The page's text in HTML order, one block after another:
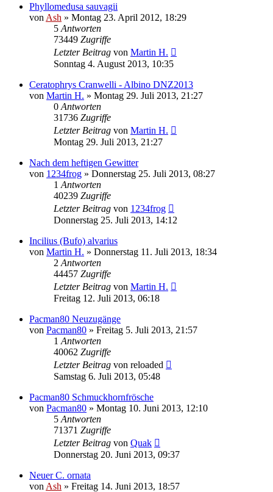
Phyllomedusa sauvagii
von Ash » Montag 23. April 2012, 18:29
5 Antworten
73449 Zugriffe
Letzter Beitrag von Martin H.
Sonntag 4. August 2013, 10:35
Ceratophrys Cranwelli - Albino DNZ2013
von Martin H. » Montag 29. Juli 2013, 21:27
0 Antworten
31736 Zugriffe
Letzter Beitrag von Martin H.
Montag 29. Juli 2013, 21:27
Nach dem heftigen Gewitter
von 1234frog » Donnerstag 25. Juli 2013, 08:27
1 Antworten
40239 Zugriffe
Letzter Beitrag von 1234frog
Donnerstag 25. Juli 2013, 14:12
Incilius (Bufo) alvarius
von Martin H. » Donnerstag 11. Juli 2013, 18:34
2 Antworten
44457 Zugriffe
Letzter Beitrag von Martin H.
Freitag 12. Juli 2013, 06:18
Pacman80 Neuzugänge
von Pacman80 » Freitag 5. Juli 2013, 21:57
1 Antworten
40062 Zugriffe
Letzter Beitrag von reloaded
Samstag 6. Juli 2013, 05:48
Pacman80 Schmuckhornfrösche
von Pacman80 » Montag 10. Juni 2013, 12:10
5 Antworten
71371 Zugriffe
Letzter Beitrag von Quak
Donnerstag 20. Juni 2013, 09:37
Neuer C. ornata
von Ash » Freitag 14. Juni 2013, 18:57